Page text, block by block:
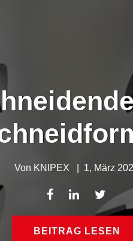
Von KNIPEX 1, März
BEITRAG LESEN